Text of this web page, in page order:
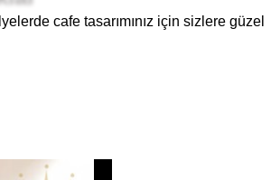
cafe tasarımınız için sizlere güzel